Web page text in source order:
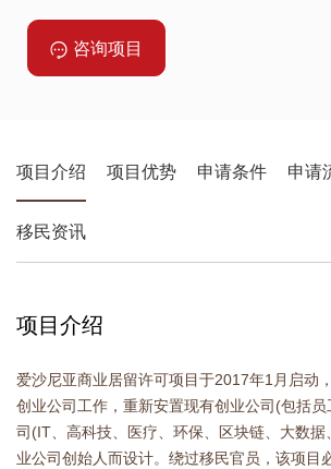
咨询项目
项目介绍 项目优势 申请条件 申请
移民资讯
项目介绍
爱沙尼亚商业居留许可项目于2017年1月启动
创业公司工作，重新安置现有创业公司(包括
司(IT、高科技、医疗、环保、区块链、大数据
业公司创始人而设计。绕过移民官员，该项目